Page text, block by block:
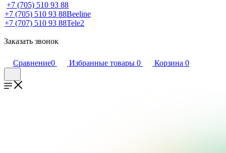
+7 (705) 510 93 88
+7 (705) 510 93 88Beeline
+7 (707) 510 93 88Tele2
Заказать звонок
Сравнение0 Избранные товары 0 Корзина 0